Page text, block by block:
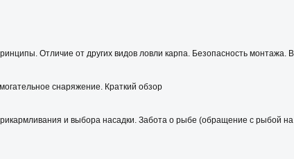
Отличие от других видов ловли карпа. Безопасность монтажа.
снаряжение. Краткий обзор
и выбора насадки. Забота о рыбе (обращение с рыбой на